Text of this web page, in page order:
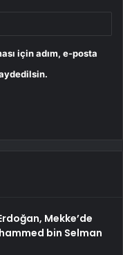
için adım, e-posta
Mekke’de
bin Selman